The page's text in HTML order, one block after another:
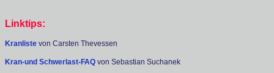
Linktips:
Kranliste von Carsten Thevessen
Kran-und Schwerlast-FAQ von Sebastian Suchanek